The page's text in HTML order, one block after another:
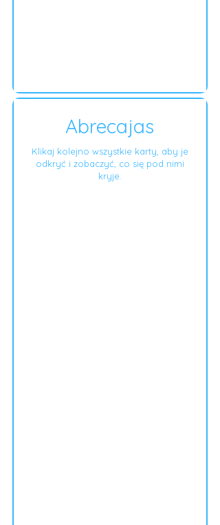
Abrecajas
Klikaj kolejno wszystkie karty, aby je
odkryć i zobaczyć, co się pod nimi
kryje.